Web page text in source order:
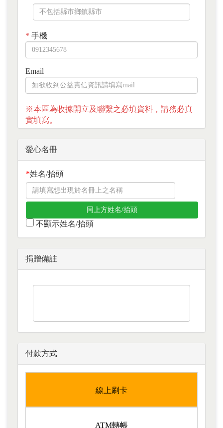
* 手機
Email
※本區為收據開立及聯繫之必填資料，請務必真
實填寫。
愛心名冊
*姓名/抬頭
同上方姓名/抬頭
不顯示姓名/抬頭
捐贈備註
付款方式
線上刷卡
ATM轉帳